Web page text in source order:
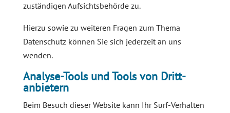
zuständigen Aufsichtsbehörde zu.
Hierzu sowie zu weiteren Fragen zum Thema
Datenschutz können Sie sich jederzeit an uns
wenden.
Analyse-Tools und Tools von Dritt­
anbietern
Beim Besuch dieser Website kann Ihr Surf-Verhalten